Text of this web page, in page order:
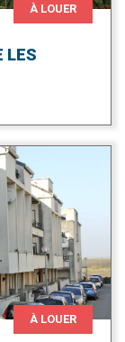
À LOUER
LES
À LOUER